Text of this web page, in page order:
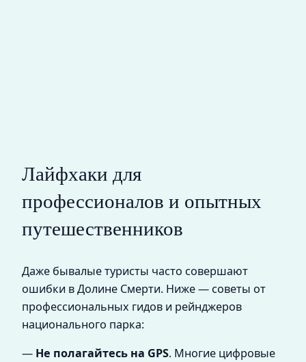
Лайфхаки для
профессионалов и опытных
путешественников
Даже бывалые туристы часто совершают
ошибки в Долине Смерти. Ниже — советы от
профессиональных гидов и рейнджеров
национального парка:
— Не полагайтесь на GPS. Многие цифровые